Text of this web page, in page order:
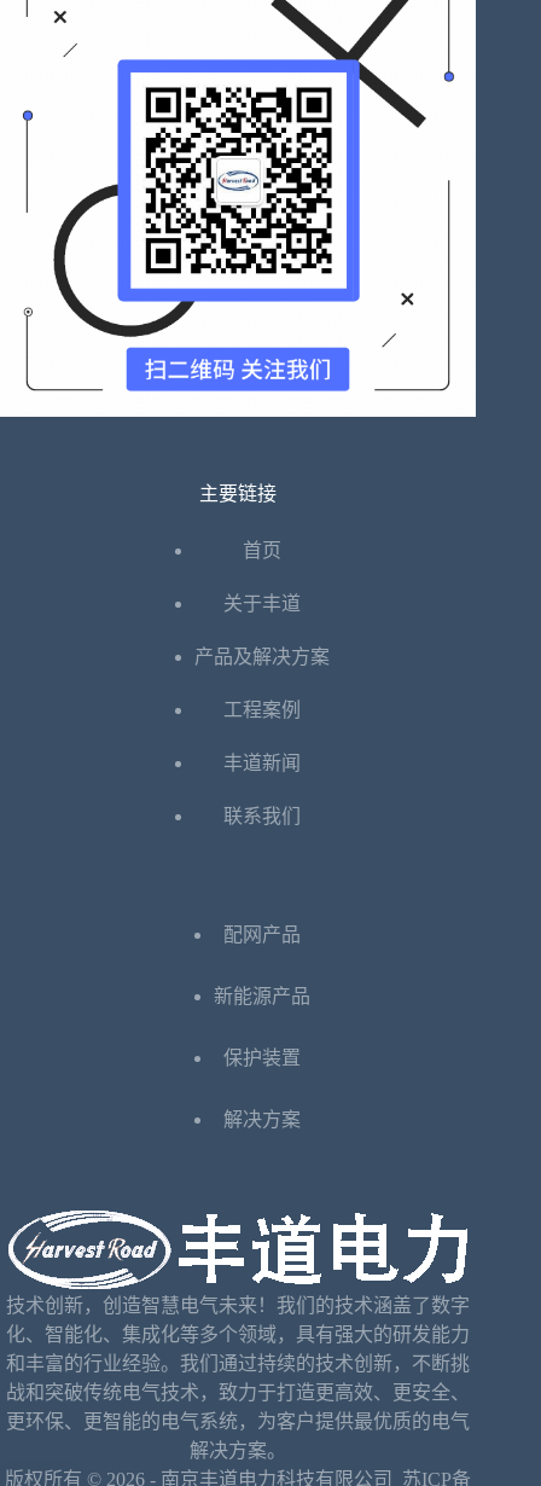
主要链接
首页
关于丰道
产品及解决方案
工程案例
丰道新闻
联系我们
配网产品
新能源产品
保护装置
解决方案
技术创新，创造智慧电气未来！我们的技术涵盖了数字
化、智能化、集成化等多个领域，具有强大的研发能力
和丰富的行业经验。我们通过持续的技术创新，不断挑
战和突破传统电气技术，致力于打造更高效、更安全、
更环保、更智能的电气系统，为客户提供最优质的电气
解决方案。
版权所有 © 2026 - 南京丰道电力科技有限公司 苏ICP备